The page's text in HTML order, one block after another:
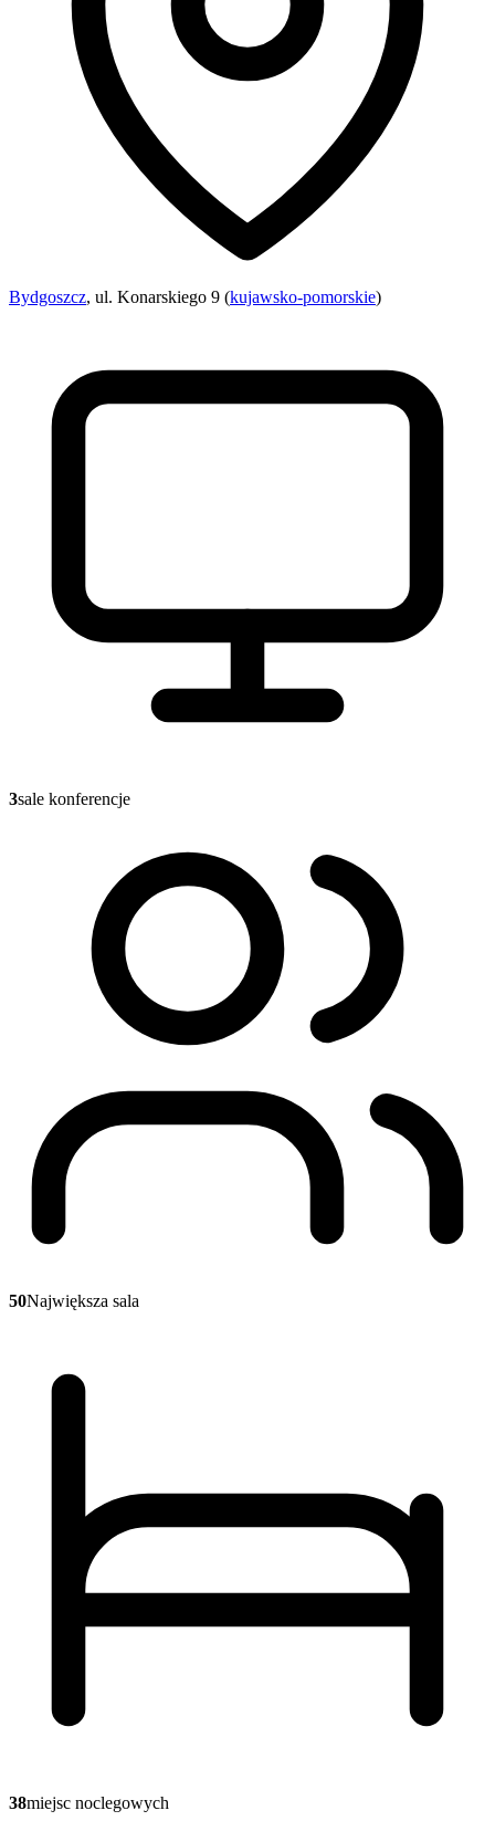
Bydgoszcz, ul. Konarskiego 9 (kujawsko-pomorskie)
3sale konferencje
50Największa sala
38miejsc noclegowych